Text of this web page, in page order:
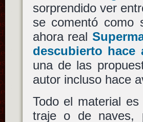
sorprendido ver
se comentó como
ahora real
descubierto
una de las
autor incluso hace
Todo el material
traje o de naves,